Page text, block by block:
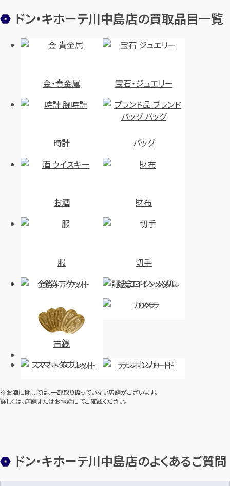
ドン・キホーテ川中島店の買取品目一覧
金・貴金属 宝石・ジュエリー
時計 バッグ
お酒 財布
服
切手
金券・チケット
記念コイン・メダル
古銭
カメラ
スマホ・タブレット テレホンカード
※お酒に関しては、一部取り扱っていない店舗がございます。
詳しくは、店舗またはお電話にてご確認ください。
ドン・キホーテ川中島店のよくあるご質問